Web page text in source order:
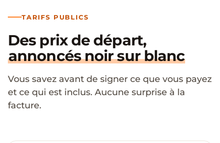
TARIFS PUBLICS
Des prix de départ,
annoncés noir sur blanc
Vous savez avant de signer ce que vous payez
et ce qui est inclus. Aucune surprise à la
facture.